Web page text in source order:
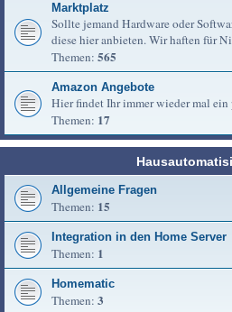
Marktplatz
Sollte jemand Hardware oder
diese hier anbieten. Wir haften für
Themen: 565
Amazon Angebote
Hier findet Ihr immer wieder mal ein
Themen: 17
Allgemeine Fragen
Themen: 15
Integration in den Home Server
Themen: 1
Homematic
Themen: 3